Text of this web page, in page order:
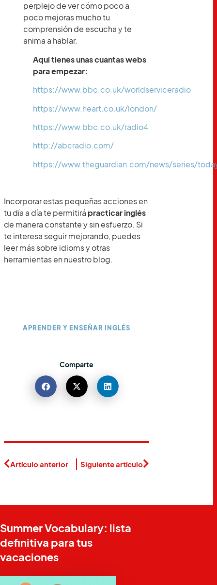
perplejo de ver cómo poco a
poco mejoras mucho tu
comprensión de escucha y te
anima a hablar.
Aquí tienes unas cuantas webs
para empezar:
https://www.bbc.co.uk/worldserviceradio
https://www.heart.co.uk/london/
https://www.bbc.co.uk/radio4
http://abcradio.com/
https://www.theguardian.com/news/series/
Incorporar estas pequeñas acciones en
tu día a día te permitirá practicar inglés
de manera constante y sin esfuerzo. Si
te interesa seguir mejorando, puedes
leer más sobre idioms y otras
herramientas en nuestro blog.
APRENDER Y ENSEÑAR INGLÉS
Comparte
Artículo anterior Siguiente artículo
Summer Vocabulary: lista
definitiva para tus
vacaciones